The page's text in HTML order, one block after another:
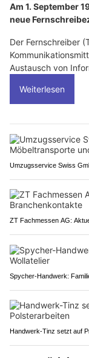
Am 1. September
neue
Der Fernschreiber
Austausch von
Weiterlesen
Umzugsservice Swiss
ZT Fachmessen AG:
Spycher-Handwerk:
Handwerk-Tinz setzt auf